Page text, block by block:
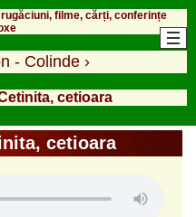
filme, cărți, conferințe
- Colinde ›
cetioara
cetioara